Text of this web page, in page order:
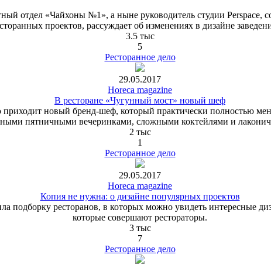
отдел «Чайхоны №1», а ныне руководитель студии Perspace,
проектов, рассуждает об изменениях в дизайне
3.5 тыс
5
Ресторанное дело
29.05.2017
Horeca magazine
В ресторане «Чугунный мост» новый шеф
новый бренд-шеф, который практически полностью
пятничными вечеринками, сложными коктейлями и
2 тыс
1
Ресторанное дело
29.05.2017
Horeca magazine
Копия не нужна: о дизайне популярных проектов
подборку ресторанов, в которых можно увидеть интересные
которые совершают рестораторы.
3 тыс
7
Ресторанное дело